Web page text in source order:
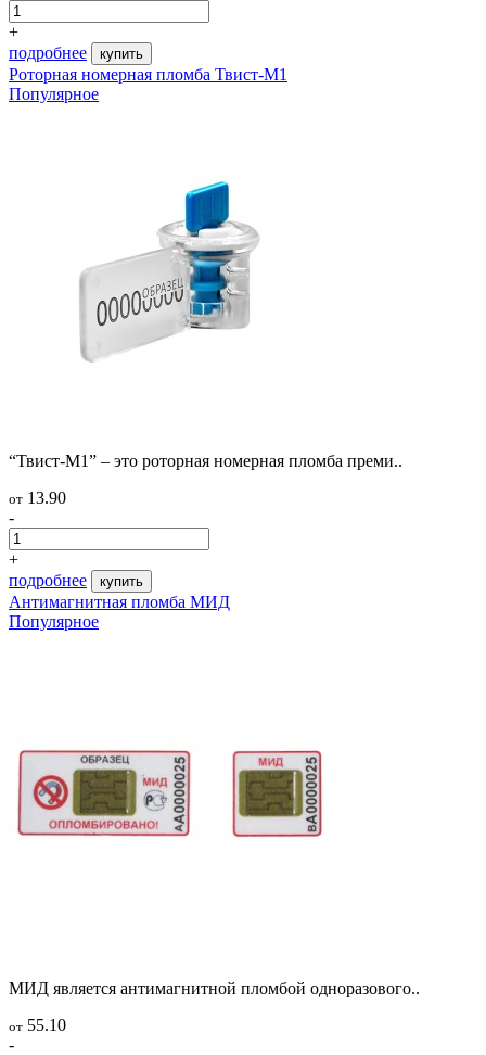
+
подробнее
купить
Роторная номерная пломба Твист-М1
Популярное
“Твист-М1” – это роторная номерная пломба преми..
от 13.90
-
+
подробнее
купить
Антимагнитная пломба МИД
Популярное
МИД является антимагнитной пломбой одноразового..
от 55.10
-